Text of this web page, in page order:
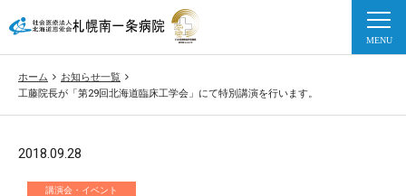
ホーム
お知らせ一覧
工藤院長が「第29回北海道臨床工学会」にて特別講演を行います。
2018.09.28
講演会・イベント